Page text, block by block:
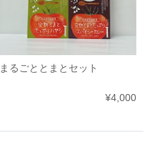
まるごととまとセット
¥4,000